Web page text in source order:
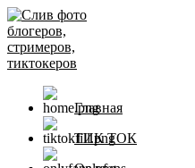
Перейти
к
содержимому
Главная
ТИК ТОК